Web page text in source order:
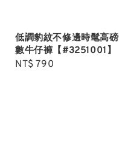
低調豹紋不修邊時髦高磅
數牛仔褲【#3251001】
Regular
NT$ 790